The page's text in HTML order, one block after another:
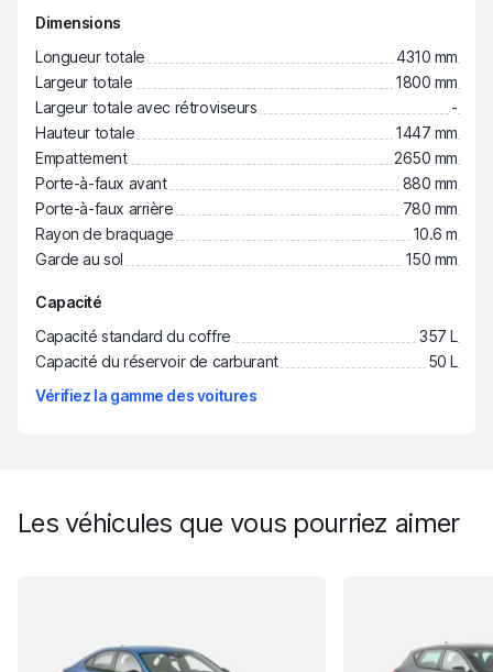
Dimensions
Longueur totale
4310 mm
Largeur totale
1800 mm
Largeur totale avec rétroviseurs
-
Hauteur totale
1447 mm
Empattement
2650 mm
Porte-à-faux avant
880 mm
Porte-à-faux arrière
780 mm
Rayon de braquage
10.6 m
Garde au sol
150 mm
Capacité
Capacité standard du coffre
357 L
Capacité du réservoir de carburant
50 L
Vérifiez la gamme des voitures
Les véhicules que vous pourriez aimer